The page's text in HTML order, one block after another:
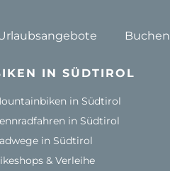
Buchen
IN SÜDTIROL
in Südtirol
in Südtirol
in Südtirol
& Verleihe